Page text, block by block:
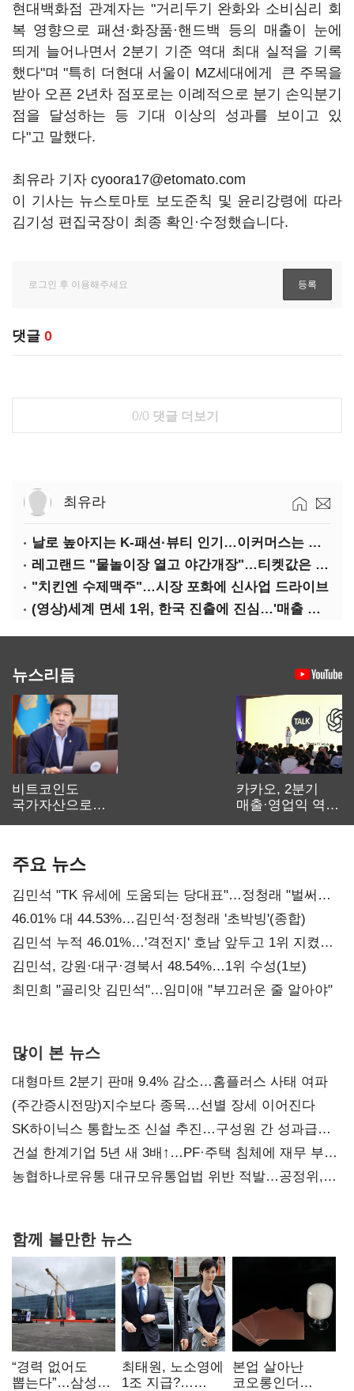
현대백화점 관계자는 "거리두기 완화와 소비심리 회
복 영향으로 패션·화장품·핸드백 등의 매출이 눈에
띄게 늘어나면서 2분기 기준 역대 최대 실적을 기록
했다"며 "특히 더현대 서울이 MZ세대에게 큰 주목을
받아 오픈 2년차 점포로는 이례적으로 분기 손익분기
점을 달성하는 등 기대 이상의 성과를 보이고 있
다"고 말했다.
최유라 기자 cyoora17@etomato.com
이 기사는 뉴스토마토 보도준칙 및 윤리강령에 따라
김기성 편집국장이 최종 확인·수정했습니다.
댓글 0
0/0 댓글 더보기
최유라
날로 높아지는 K-패션·뷰티 인기…이커머스는 역직구 키운다
레고랜드 "물놀이장 열고 야간개장"…티켓값은 동결
"치킨엔 수제맥주"…시장 포화에 신사업 드라이브
(영상)세계 면세 1위, 한국 진출에 진심…'매출 증빙' 물어봤다
뉴스리듬
비트코인도
국가자산으로…'
카카오, 2분기
매출·영업익 역대
주요 뉴스
김민석 "TK 유세에 도움되는 당대표"…정청래 "벌써
대표된 양 당직 배분"
46.01% 대 44.53%…김민석·정청래 '초박빙'(종합)
김민석 누적 46.01%…'격전지' 호남 앞두고 1위 지켰다
(2보)
김민석, 강원·대구·경북서 48.54%…1위 수성(1보)
최민희 "골리앗 김민석"…임미애 "부끄러운 줄 알아야"
많이 본 뉴스
대형마트 2분기 판매 9.4% 감소…홈플러스 사태 여파
(주간증시전망)지수보다 종목…선별 장세 이어진다
SK하이닉스 통합노조 신설 추진…구성원 간 성과급
불만 확산
건설 한계기업 5년 새 3배↑…PF·주택 침체에 재무 부담
확대
농협하나로유통 대규모유통업법 위반 적발…공정위,
함께 볼만한 뉴스
“경력 없어도
뽑는다”…삼성
최태원, 노소영에
1조 지급?…
본업 살아난
코오롱인더